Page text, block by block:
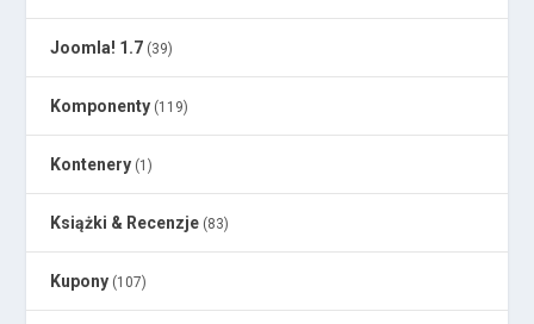
Joomla! 1.7 (39)
Komponenty (119)
Kontenery (1)
Książki & Recenzje (83)
Kupony (107)